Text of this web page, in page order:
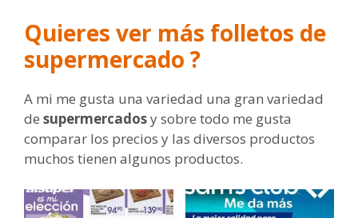
Quieres ver más folletos de
supermercado ?
A mi me gusta una variedad una gran variedad
de supermercadosy sobre todo me gusta
comparar los precios y las diversos productos
muchos tienen algunos productos.